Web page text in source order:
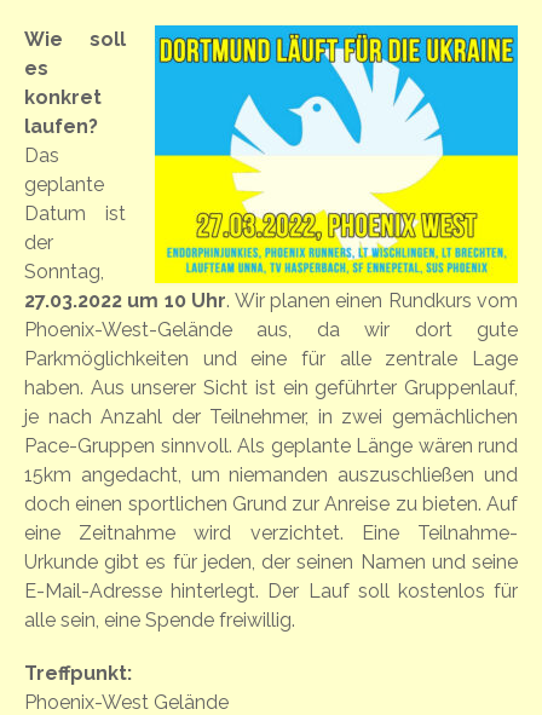
Wie soll
es
konkret
laufen?
Das
geplante
Datum ist
der
Sonntag,
27.03.2022 um 10 Uhr. Wir planen einen Rundkurs vom
Phoenix-West-Gelände aus, da wir dort gute
Parkmöglichkeiten und eine für alle zentrale Lage
haben. Aus unserer Sicht ist ein geführter Gruppenlauf,
je nach Anzahl der Teilnehmer, in zwei gemächlichen
Pace-Gruppen sinnvoll. Als geplante Länge wären rund
15km angedacht, um niemanden auszuschließen und
doch einen sportlichen Grund zur Anreise zu bieten. Auf
eine Zeitnahme wird verzichtet. Eine Teilnahme-
Urkunde gibt es für jeden, der seinen Namen und seine
E-Mail-Adresse hinterlegt. Der Lauf soll kostenlos für
alle sein, eine Spende freiwillig.
Treffpunkt:
Phoenix-West Gelände